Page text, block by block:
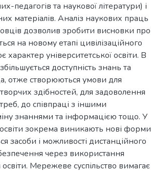
педагогів та наукової літератури) і
матеріалів. Аналіз наукових праць
дозволив зробити висновки про
на новому етапі цивілізаційного
університетської освіти. В
доступність знань та
отже створюються умови для
здібностей, для задоволення
до співпраці з іншими
знаннями та інформацією тощо. У
освіти зокрема виникають нові форми
засоби і можливості дистанційного
через використання
Мережеве суспільство вимагає